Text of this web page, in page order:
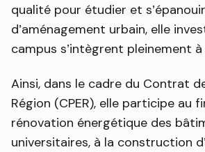
qualité pour étudier et
d’aménagement urbain, elle
campus s’intègrent pleinement à
Ainsi, dans le cadre du Contrat
Région (CPER), elle participe au
rénovation énergétique des
universitaires, à la construction